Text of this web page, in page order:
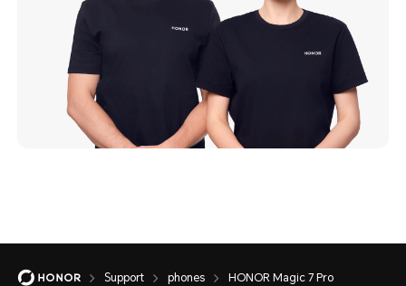
Support phones HONOR Magic 7 Pro